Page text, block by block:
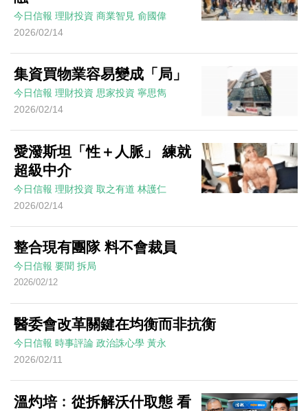
今日信報 理財投資 商業智見 俞國偉
2026/02/14
集資買物業容易變成「局」
今日信報 理財投資 思家投資 寧思雋
2026/02/14
愛潑斯坦「性＋人脈」 練就
超級中介
今日信報 理財投資 取之有道 林護仁
2026/02/14
整合現有團隊 料不會裁員
今日信報 要聞 拆局
2026/02/12
醫委會改革關鍵在均衡而非抗衡
今日信報 時事評論 政治誅心學 黃永
2026/02/11
溫灼培﹕從拆解沃什取態 看